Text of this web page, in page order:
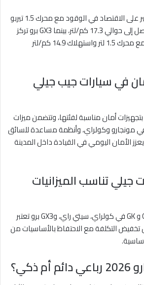
سيتي راي تركّز بشكل أكبر على الاقتصاد في الوقود مع محرك 1.5 تيربو
وناقل DCT واستهلاك يصل إلى حوالي 17.3 كم/لتر، بينما GX3 برو تركز
على العملية والبساطة مع محرك 1.5 لتر واستهلاك 14.9 كم/لتر
في سيارات جيب جيلي
أمان مناسبة لفئتها، وتتضمن ميزات
540 درجة في مونجارو وكولراي، وأنظمة مساعدة للسائق
الأمان اليومي في القيادة داخل المدينة
تناسب الميزانيات
الفئات الأساسية مثل GL و GK في كولراي، سيتي راي، وGX3 برو تعتبر
تخفيض التكلفة مع الاحتفاظ بالأساسيات من